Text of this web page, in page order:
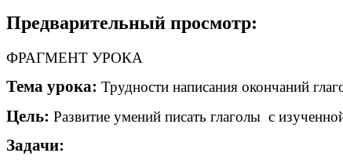
Предварительный просмотр:
ФРАГМЕНТ УРОКА
Тема урока: Трудности написания окончаний
Цель: Развитие умений писать глаголы с
Задачи: